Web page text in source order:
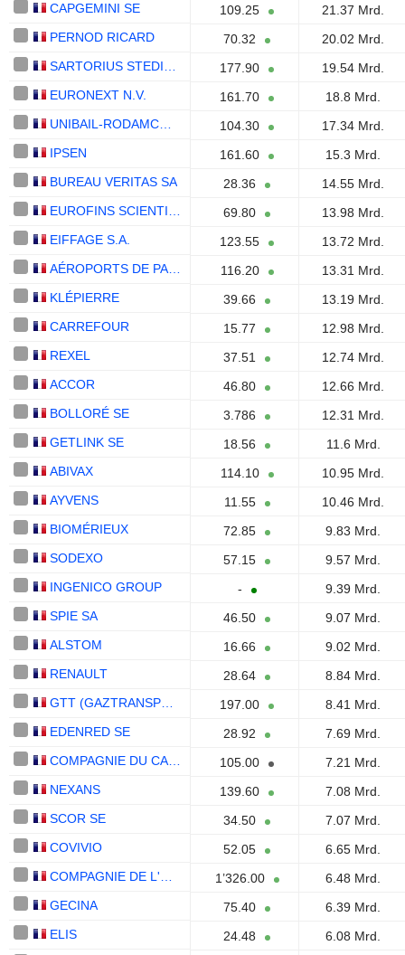
CAPGEMINI SE
109.25
21.37 Mrd.
PERNOD RICARD
70.32
20.02 Mrd.
177.90
19.54 Mrd.
EURONEXT N.V.
161.70
18.8 Mrd.
104.30
17.34 Mrd.
IPSEN
161.60
15.3 Mrd.
BUREAU VERITAS SA
28.36
14.55 Mrd.
69.80
13.98 Mrd.
EIFFAGE S.A.
123.55
13.72 Mrd.
116.20
13.31 Mrd.
KLÉPIERRE
39.66
13.19 Mrd.
CARREFOUR
15.77
12.98 Mrd.
REXEL
37.51
12.74 Mrd.
ACCOR
46.80
12.66 Mrd.
BOLLORÉ SE
3.786
12.31 Mrd.
GETLINK SE
18.56
11.6 Mrd.
ABIVAX
114.10
10.95 Mrd.
AYVENS
11.55
10.46 Mrd.
BIOMÉRIEUX
72.85
9.83 Mrd.
SODEXO
57.15
9.57 Mrd.
INGENICO GROUP
-
9.39 Mrd.
SPIE SA
46.50
9.07 Mrd.
ALSTOM
16.66
9.02 Mrd.
RENAULT
28.64
8.84 Mrd.
197.00
8.41 Mrd.
EDENRED SE
28.92
7.69 Mrd.
105.00
7.21 Mrd.
NEXANS
139.60
7.08 Mrd.
SCOR SE
34.50
7.07 Mrd.
COVIVIO
52.05
6.65 Mrd.
1’326.00
6.48 Mrd.
GECINA
75.40
6.39 Mrd.
ELIS
24.48
6.08 Mrd.